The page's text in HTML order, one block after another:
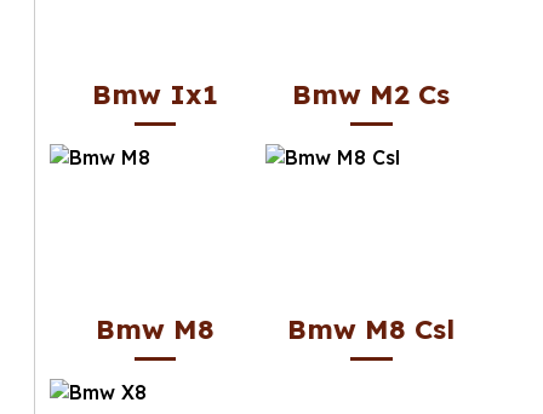
Bmw Ix1 Bmw M2 Cs
Bmw M8 Bmw M8 Csl